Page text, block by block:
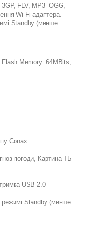
FLV, MP3, OGG,
Wi-Fi адаптера.
Standby (менше
Memory: 64MBits,
Conax
погоди, Картина ТБ
USB 2.0
режимі Standby (менше